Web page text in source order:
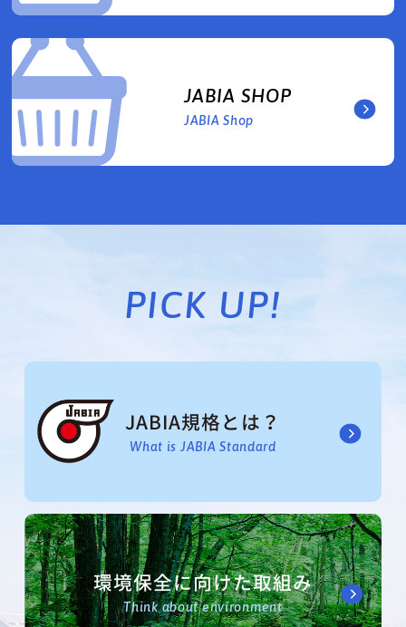
JABIA SHOP
JABIA Shop
PICK UP!
JABIA規格とは？
What is JABIA Standard
環境保全に向けた取組み
Think about environment